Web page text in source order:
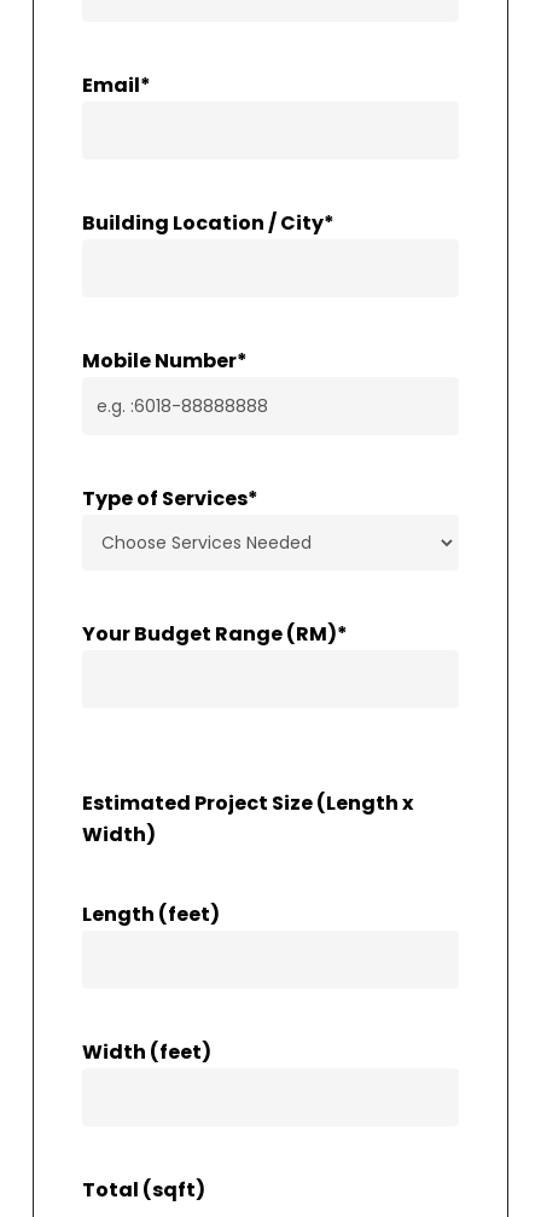
Email*
Building Location / City*
Mobile Number*
Type of Services*
Your Budget Range (RM)*
Estimated Project Size (Length x
Width)
Length (feet)
Width (feet)
Total (sqft)